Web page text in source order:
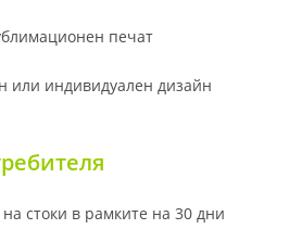
печат
или индивидуален дизайн
стоки в рамките на 30 дни